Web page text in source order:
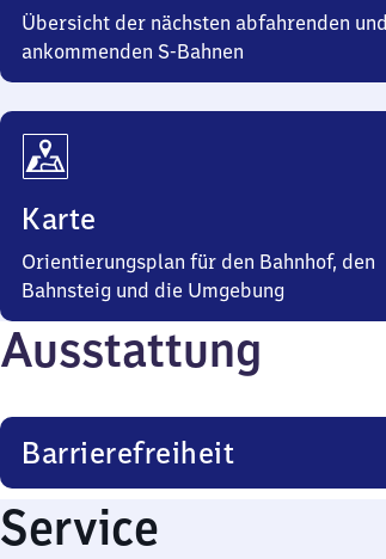
Übersicht der nächsten abfahrenden und
ankommenden S-Bahnen
Karte
Orientierungsplan für den Bahnhof, den
Bahnsteig und die Umgebung
Ausstattung
Barrierefreiheit
Service